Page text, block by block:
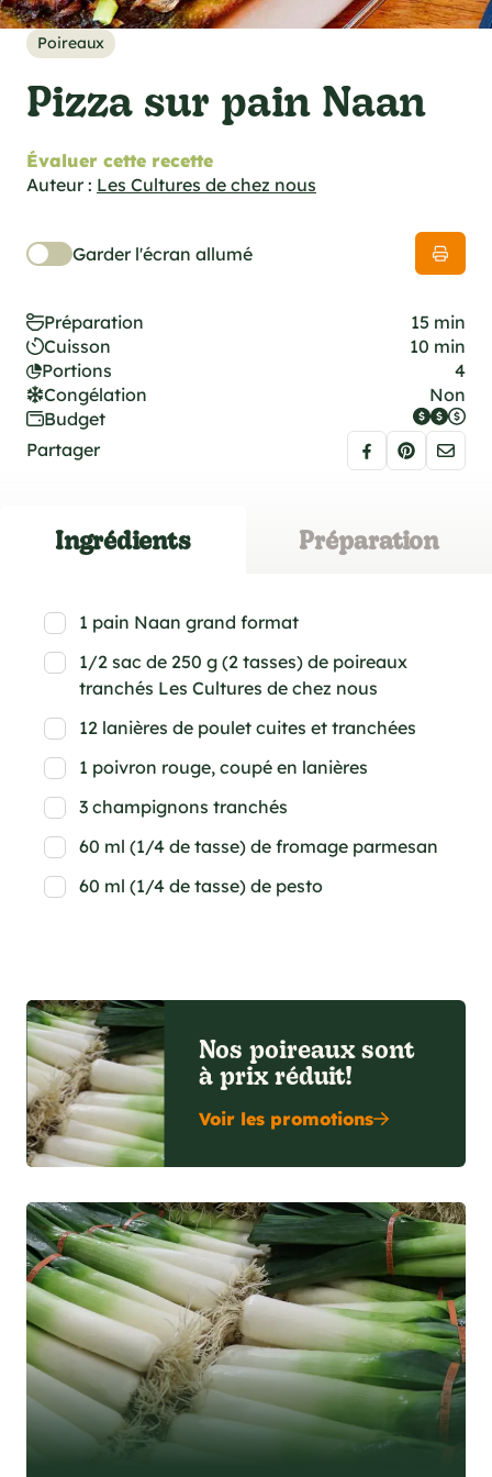
techniques
foodiePoireaux
Pizza sur pain Naan
Évaluer cette recette
Auteur : Les Cultures de chez nous
Garder l'écran allumé
Préparation
15 min
Cuisson
10 min
Portions
4
Congélation
Non
Budget
Partager
Ingrédients Préparation
1 pain Naan grand format
1/2 sac de 250 g (2 tasses) de poireaux
tranchés Les Cultures de chez nous
12 lanières de poulet cuites et tranchées
1 poivron rouge, coupé en lanières
3 champignons tranchés
60 ml (1/4 de tasse) de fromage parmesan
60 ml (1/4 de tasse) de pesto
Nos poireaux sont
à prix réduit!
Voir les promotions